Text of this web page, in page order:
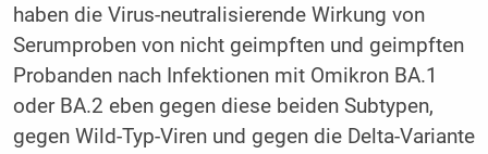
haben die Virus-neutralisierende Wirkung von
Serumproben von nicht geimpften und geimpften
Probanden nach Infektionen mit Omikron BA.1
oder BA.2 eben gegen diese beiden Subtypen,
gegen Wild-Typ-Viren und gegen die Delta-Variante